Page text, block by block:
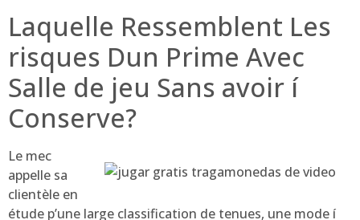
Laquelle Ressemblent Les
risques Dun Prime Avec
Salle de jeu Sans avoir í
Conserve?
Le mec
appelle sa
clientèle en
étude p’une large classification de tenues, une mode í